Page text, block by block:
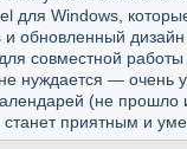
для Windows,
обновленный дизайн
совместной работы
нуждается —
(не
приятным и